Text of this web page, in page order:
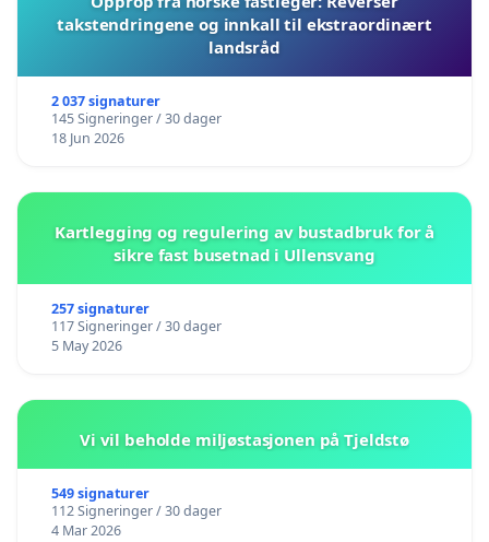
Istedetfor et elska område med ein enorme variasjon
samklang som ivaretar og bevare: så e eg redde for at
irritasjonsmoment med uvettig bruk, hærverk, støy og
variabler blir konkretisert og diskutert; så e det ei
«ka va det eg sa».
takstendringene og innkall til ekstraordinært
landsråd
2 037 signaturer
145 Signeringer / 30 dager
18 Jun 2026
Kartlegging og regulering av bustadbruk for å
sikre fast busetnad i Ullensvang
257 signaturer
117 Signeringer / 30 dager
5 May 2026
Vi vil beholde miljøstasjonen på Tjeldstø
549 signaturer
112 Signeringer / 30 dager
4 Mar 2026